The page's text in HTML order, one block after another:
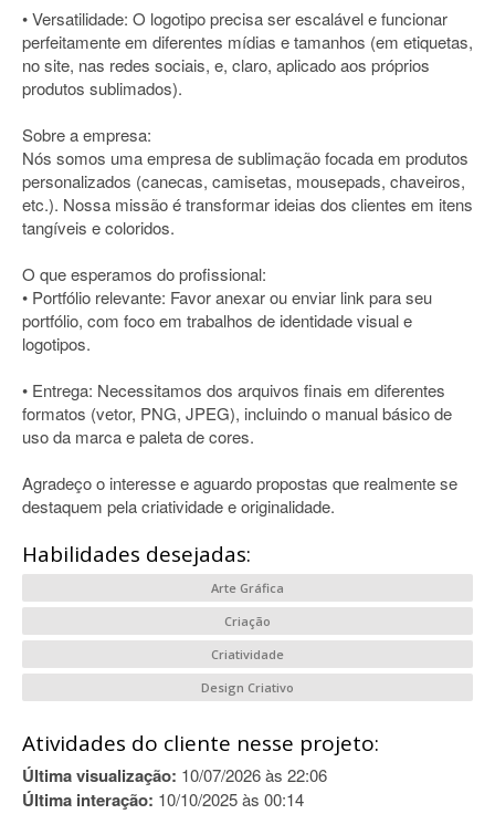
• Versatilidade: O logotipo precisa ser escalável e funcionar
perfeitamente em diferentes mídias e tamanhos (em etiquetas,
no site, nas redes sociais, e, claro, aplicado aos próprios
produtos sublimados).
Sobre a empresa:
Nós somos uma empresa de sublimação focada em produtos
personalizados (canecas, camisetas, mousepads, chaveiros,
etc.). Nossa missão é transformar ideias dos clientes em itens
tangíveis e coloridos.
O que esperamos do profissional:
• Portfólio relevante: Favor anexar ou enviar link para seu
portfólio, com foco em trabalhos de identidade visual e
logotipos.
• Entrega: Necessitamos dos arquivos finais em diferentes
formatos (vetor, PNG, JPEG), incluindo o manual básico de
uso da marca e paleta de cores.
Agradeço o interesse e aguardo propostas que realmente se
destaquem pela criatividade e originalidade.
Habilidades desejadas:
Arte Gráfica
Criação
Criatividade
Design Criativo
Atividades do cliente nesse projeto:
Última visualização: 10/07/2026 às 22:06
Última interação: 10/10/2025 às 00:14